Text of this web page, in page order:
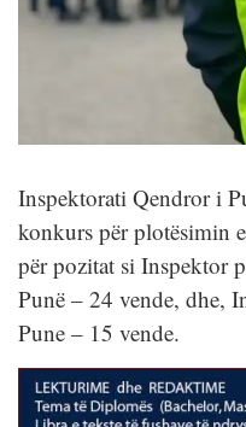
Inspektorati Qendror i
konkurs për plotësimin
për pozitat si Inspektor
Punë – 24 vende, dhe,
Pune – 15 vende.